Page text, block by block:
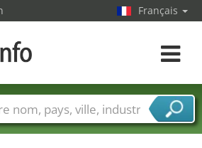
Français
Toggle
Villes
Secteurs de foire